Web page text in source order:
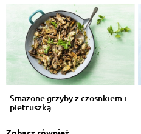
Smażone grzyby z czosnkiem i
pietruszką